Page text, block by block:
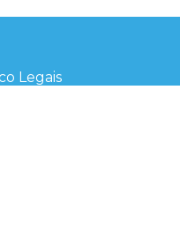
Legais